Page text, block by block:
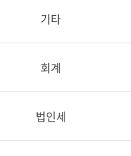
기타
회계
법인세